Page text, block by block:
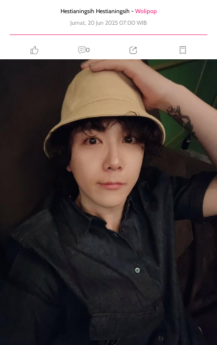
Hestianingsih Hestianingsih - Wolipop
Jumat, 20 Jun 2025 07:00 WIB
0